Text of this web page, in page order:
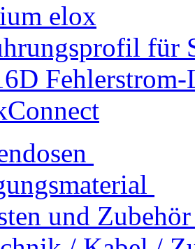
elox
für
und Zubehör